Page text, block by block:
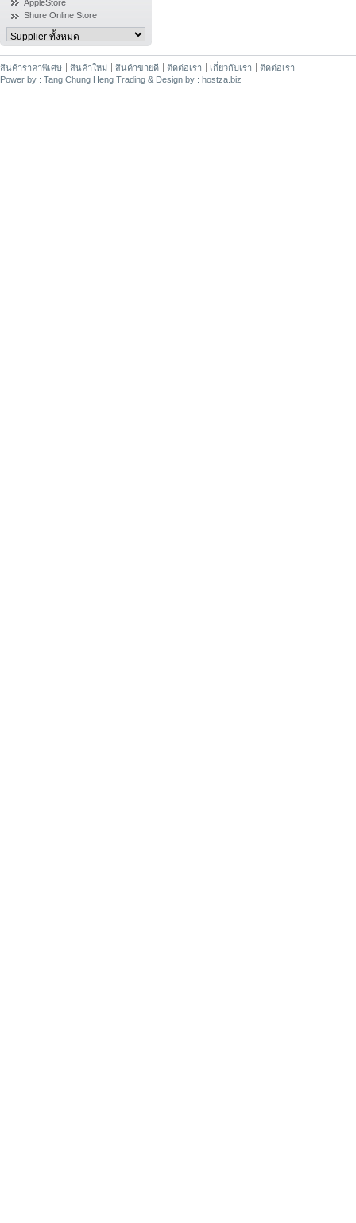
AppleStore
Shure Online Store
สินค้าราคาพิเศษ สินค้าใหม่ สินค้าขายดี ติดต่อเรา เกี่ยวกับเรา
ติดต่อเรา
Power by : Tang Chung Heng Trading & Design by : hostza.biz